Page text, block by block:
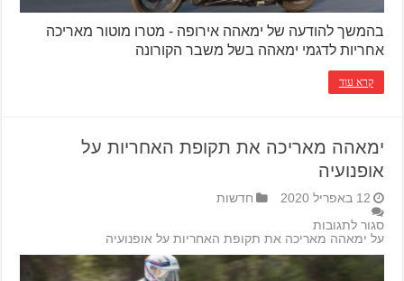
בהמשך להודעה של ימאהה אירופה - מטרו מוטור מאריכה
אחריות לדגמי ימאהה בשל משבר הקורונה
קרא עוד
ימאהה מאריכה את תקופת האחריות על
אופנועיה
12 באפריל 2020
חדשות
סגור לתגובות
על ימאהה מאריכה את תקופת האחריות על אופנועיה